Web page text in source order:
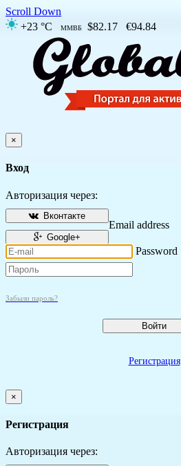
Scroll Down
+23 °C
ММВБ $82.17 €94.84
×
Вход
Авторизация через:
Вконтакте
Google+
Email address
Password
Забыли пароль?
Войти
Регистрация
×
Регистрация
Авторизация через: